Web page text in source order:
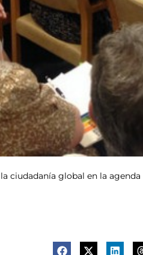
ciudadanía global en la